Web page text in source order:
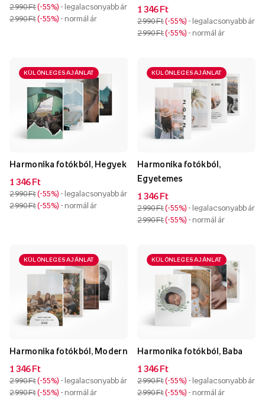
2 990 Ft -55% - legalacsonyabb ár
2 990 Ft -55% - normál ár
1 346 Ft
2 990 Ft -55% - legalacsonyabb ár
2 990 Ft -55% - normál ár
KÜLÖNLEGES AJÁNLAT
Harmonika fotókból, Hegyek
1 346 Ft
2 990 Ft -55% - legalacsonyabb ár
2 990 Ft -55% - normál ár
KÜLÖNLEGES AJÁNLAT
Harmonika fotókból,
Egyetemes
1 346 Ft
2 990 Ft -55% - legalacsonyabb ár
2 990 Ft -55% - normál ár
KÜLÖNLEGES AJÁNLAT
Harmonika fotókból, Modern
1 346 Ft
2 990 Ft -55% - legalacsonyabb ár
2 990 Ft -55% - normál ár
KÜLÖNLEGES AJÁNLAT
Harmonika fotókból, Baba
1 346 Ft
2 990 Ft -55% - legalacsonyabb ár
2 990 Ft -55% - normál ár